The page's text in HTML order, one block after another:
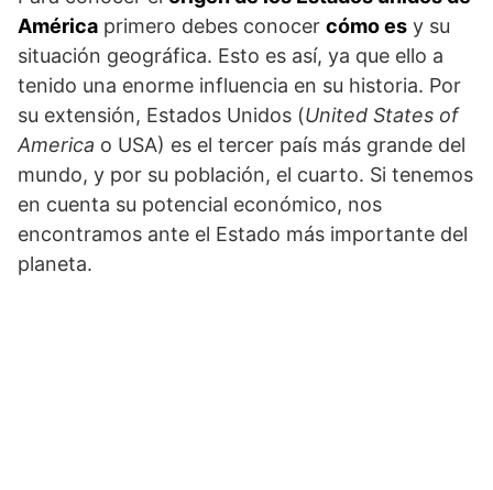
América primero debes conocer cómo es y su
situación geográfica. Esto es así, ya que ello a
tenido una enorme influencia en su historia. Por
su extensión, Estados Unidos (United States of
America o USA) es el tercer país más grande del
mundo, y por su población, el cuarto. Si tenemos
en cuenta su potencial económico, nos
encontramos ante el Estado más importante del
planeta.